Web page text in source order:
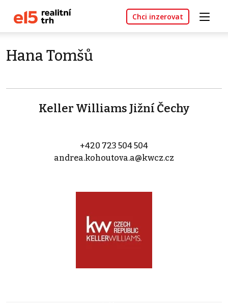
Chci inzerovat
Hana Tomšů
Keller Williams Jižní Čechy
+420 723 504 504
andrea.kohoutova.a@kwcz.cz